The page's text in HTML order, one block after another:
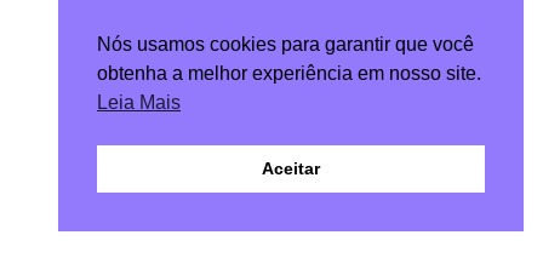
Nós usamos cookies para garantir que você
obtenha a melhor experiência em nosso site.
Leia Mais
Aceitar